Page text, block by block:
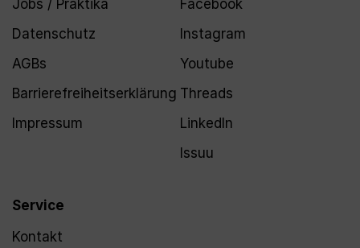
Jobs / Praktika
Datenschutz
AGBs
Barrierefreiheitserklärung
Impressum
Service
Kontakt
Facebook
Instagram
Youtube
Threads
LinkedIn
Issuu